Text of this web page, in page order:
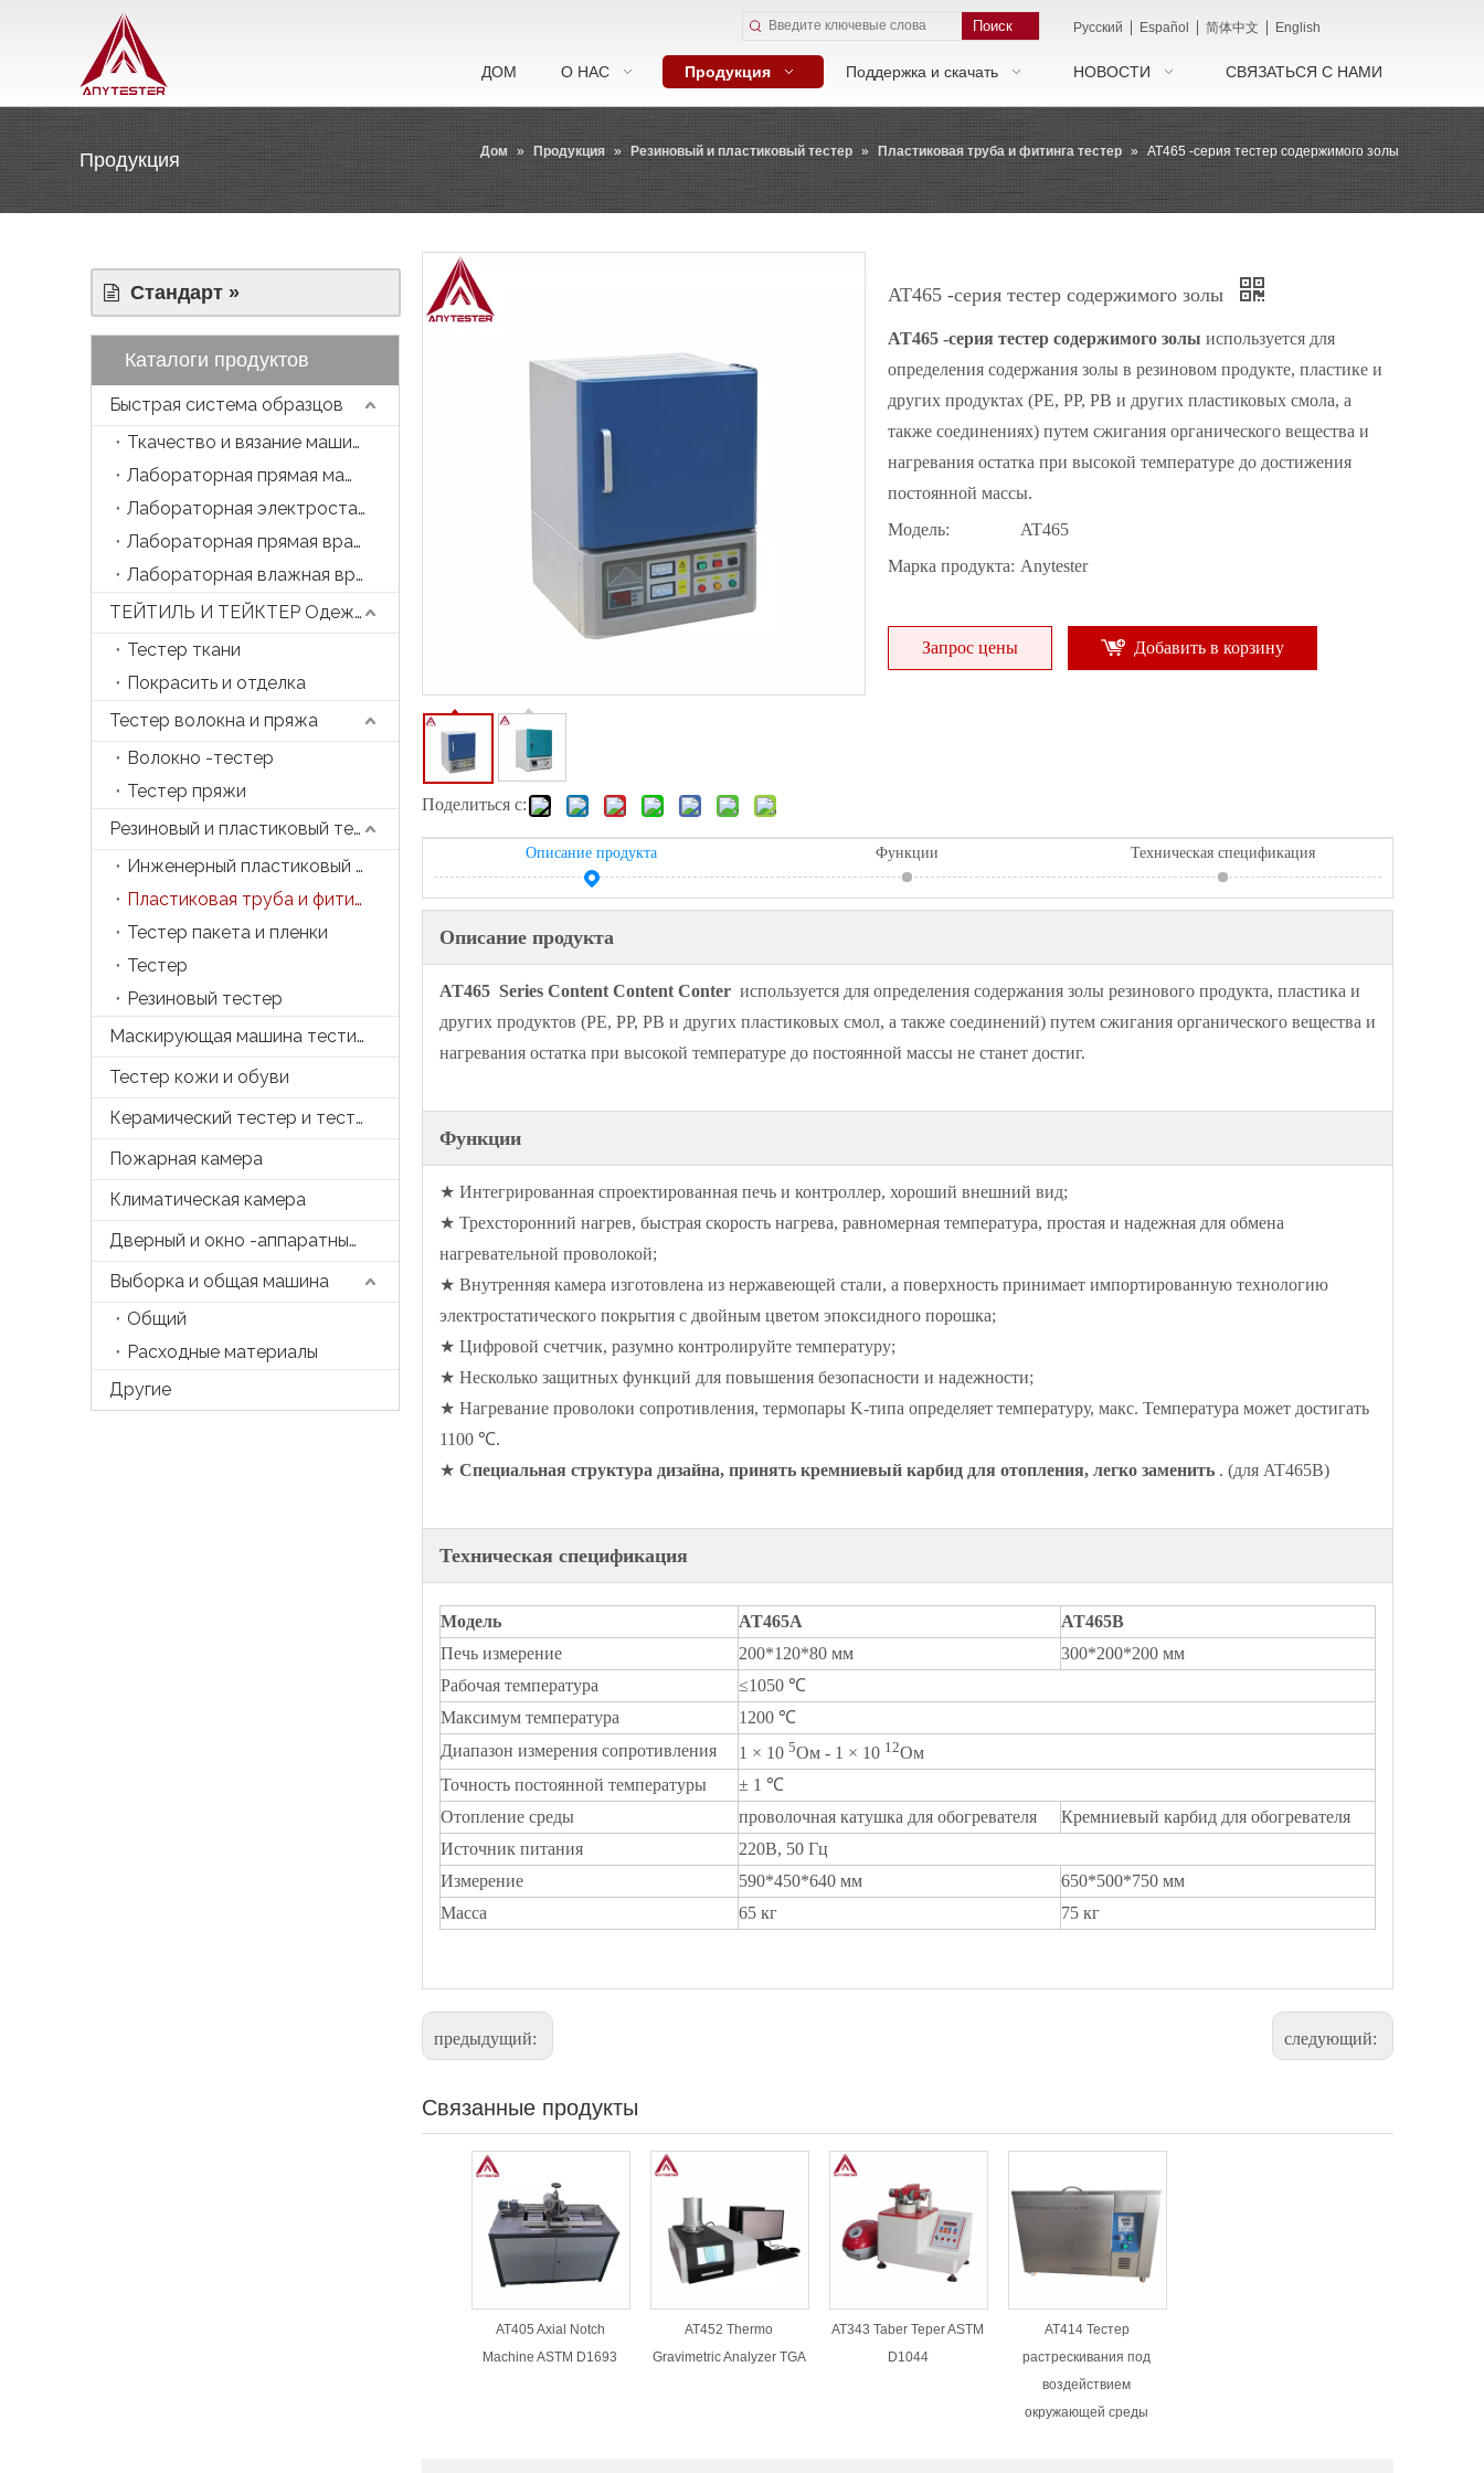
Поиск Pусский Español 简体中文 English
ДОМ О НАС Продукция Поддержка и скачать НОВОСТИ СВЯЗАТЬСЯ С НАМИ
Продукция Дом » Продукция » Резиновый и пластиковый тестер » Пластиковая труба и фитинга тестер » AT465 -серия тестер содержимого золы
Стандарт »
Каталоги продуктов
Быстрая система образцов
Ткачество и вязание машина
Лабораторная прямая машина
Лабораторная электростатическая прядильная машина
Лабораторная прямая вращающаяся машина
Лабораторная влажная вращающаяся машина
ТЕЙТИЛЬ И ТЕЙКТЕР Одежда
Тестер ткани
Покрасить и отделка
Тестер волокна и пряжа
Волокно -тестер
Тестер пряжи
Резиновый и пластиковый тестер
Инженерный пластиковый тестер
Пластиковая труба и фитинга тестер
Тестер пакета и пленки
Тестер
Резиновый тестер
Маскирующая машина тестирования
Тестер кожи и обуви
Керамический тестер и тесто
Пожарная камера
Климатическая камера
Дверный и окно -аппаратный тестер
Выборка и общая машина
Общий
Расходные материалы
Другие
Поделиться с:
AT465 -серия тестер содержимого золы
AT465 -серия тестер содержимого золы используется для
определения содержания золы в резиновом продукте, пластике и
других продуктах (PE, PP, PB и других пластиковых смола, а
также соединениях) путем сжигания органического вещества и
нагревания остатка при высокой температуре до достижения
постоянной массы.
Модель:
AT465
Марка продукта: Anytester
Запрос цены Добавить в корзину
Описание продукта Функции Техническая спецификация
Описание продукта
AT465 Series Content Content Conter используется для определения содержания золы резинового продукта, пластика и
других продуктов (PE, PP, PB и других пластиковых смол, а также соединений) путем сжигания органического вещества и
нагревания остатка при высокой температуре до постоянной массы не станет достиг.
Функции
★ Интегрированная спроектированная печь и контроллер, хороший внешний вид;
★ Трехсторонний нагрев, быстрая скорость нагрева, равномерная температура, простая и надежная для обмена
нагревательной проволокой;
★ Внутренняя камера изготовлена ​​из нержавеющей стали, а поверхность принимает импортированную технологию
электростатического покрытия с двойным цветом эпоксидного порошка;
★ Цифровой счетчик, разумно контролируйте температуру;
★ Несколько защитных функций для повышения безопасности и надежности;
★ Нагревание проволоки сопротивления, термопары K-типа определяет температуру, макс. Температура может достигать
1100 ℃.
★ Специальная структура дизайна, принять кремниевый карбид для отопления, легко заменить . (для AT465B)
Техническая спецификация
Модель AT465A
AT465B
Печь измерение
200*120*80 мм
300*200*200 мм
Рабочая температура
≤1050 ℃
Максимум температура
1200 ℃
Диапазон измерения сопротивления
1 × 10 5Ом - 1 × 10 12Ом
Точность постоянной температуры
± 1 ℃
Отопление среды
проволочная катушка для обогревателя
Кремниевый карбид для обогревателя
Источник питания
220В, 50 Гц
Измерение
590*450*640 мм
650*500*750 мм
Масса
65 кг 75 кг
предыдущий: следующий:
Связанные продукты
AT405 Axial Notch
Machine ASTM D1693
AT452 Thermo
Gravimetric Analyzer TGA
AT343 Taber Teper ASTM
D1044
AT414 Тестер
растрескивания под
воздействием
окружающей среды